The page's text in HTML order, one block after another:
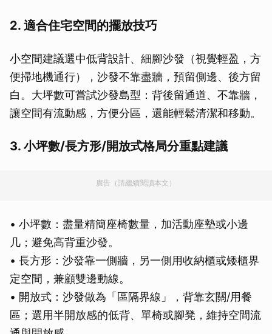
2. 適合住宅空間的擺放技巧
小空間建議選中低背設計、細腳沙發（視覺輕盈，方
便掃地機通行），沙發不靠盡牆，預留側邊、後方留
白。大坪數可嘗試沙發島型：背後留通道、不靠牆，
讓空間有流動感，方便分區，還能輕鬆清潔和移動。
3. 小坪數/長方形/開放式格局分重點建議
廣告（請繼續閱讀本文）
• 小坪數：盡量精簡座椅數量，加活動座墊或小邊
几；避免高背重沙發。
• 長方形：沙發靠一側牆，另一側用收納櫃或矮櫃界
定空間，兼顧雙邊動線。
• 開放式：沙發做為「區隔界線」，背靠玄關/用餐
區；選用半開放感的低背、單椅或腳凳，維持空間流